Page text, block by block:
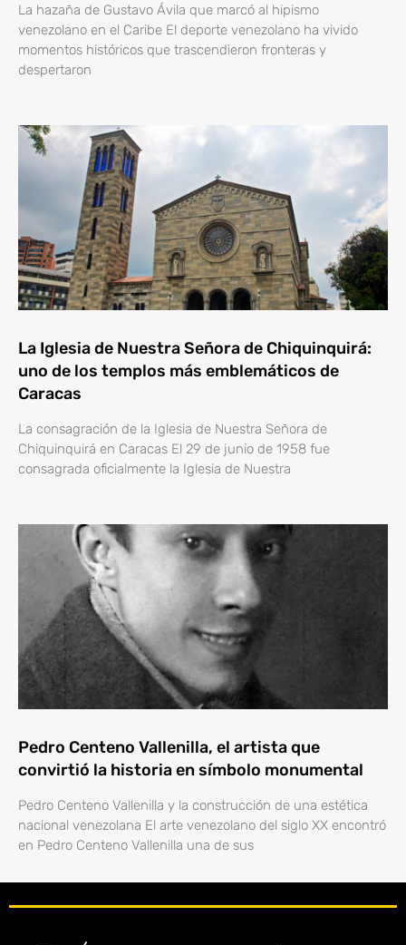
La hazaña de Gustavo Ávila que marcó al hipismo
venezolano en el Caribe El deporte venezolano ha vivido
momentos históricos que trascendieron fronteras y
despertaron
La Iglesia de Nuestra Señora de Chiquinquirá:
uno de los templos más emblemáticos de
Caracas
La consagración de la Iglesia de Nuestra Señora de
Chiquinquirá en Caracas El 29 de junio de 1958 fue
consagrada oficialmente la Iglesia de Nuestra
Pedro Centeno Vallenilla, el artista que
convirtió la historia en símbolo monumental
Pedro Centeno Vallenilla y la construcción de una estética
nacional venezolana El arte venezolano del siglo XX encontró
en Pedro Centeno Vallenilla una de sus